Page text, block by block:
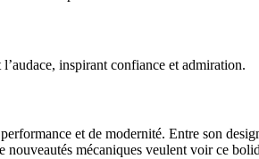
inspirant confiance et admiration.
et de modernité. Entre son
mécaniques veulent voir ce